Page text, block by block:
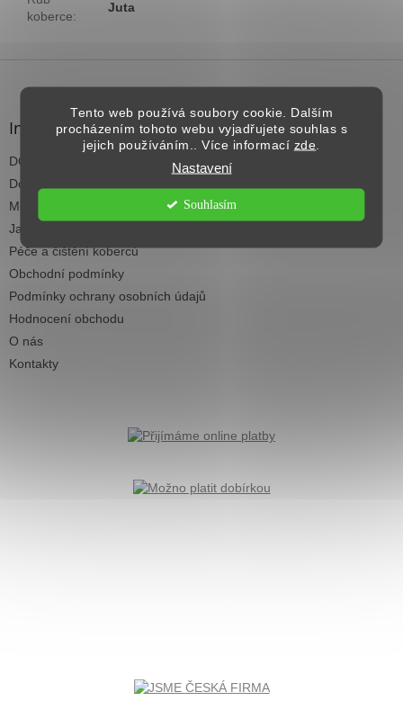
Tento web používá soubory cookie. Dalším
procházením tohoto webu vyjadřujete souhlas s
jejich používáním.. Více informací zde
Nastavení
Souhlasím
koberce:
Juta
Informace pro vás
DOPRAVA NAD 2.500,- KČ ZDARMA
Dodací termíny
Možnosti platby
Jak vybrat koberec do každé místnosti
Péče a čištění koberců
Obchodní podmínky
Podmínky ochrany osobních údajů
Hodnocení obchodu
O nás
Kontakty